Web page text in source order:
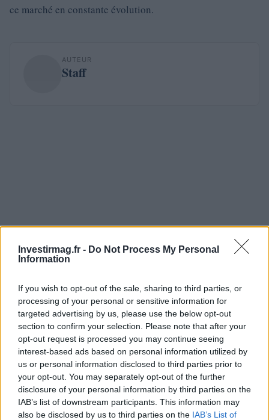
Investirmag.fr - Do Not Process My Personal
Information
If you wish to opt-out of the sale, sharing to third parties, or
processing of your personal or sensitive information for
targeted advertising by us, please use the below opt-out
section to confirm your selection. Please note that after your
opt-out request is processed you may continue seeing
interest-based ads based on personal information utilized by
us or personal information disclosed to third parties prior to
your opt-out. You may separately opt-out of the further
disclosure of your personal information by third parties on the
IAB’s list of downstream participants. This information may
also be disclosed by us to third parties on the IAB’s List of
ce marché en constante évolution.
AUTEUR
Staff
Continuez la lecture
NEWS